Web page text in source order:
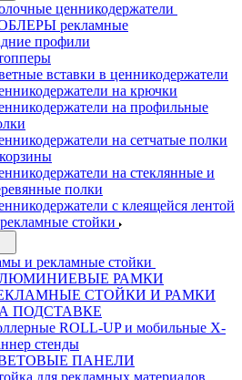
ценникодержатели
рекламные
профили
вставки в ценникодержатели
на крючки
на профильные
на сетчатые полки
на стеклянные и
полки
с клеящейся лентой
стойки
и рекламные стойки
РАМКИ
СТОЙКИ И РАМКИ
ПОДСТАВКЕ
ROLL-UP и мобильные X-
стенды
ПАНЕЛИ
для рекламных материалов